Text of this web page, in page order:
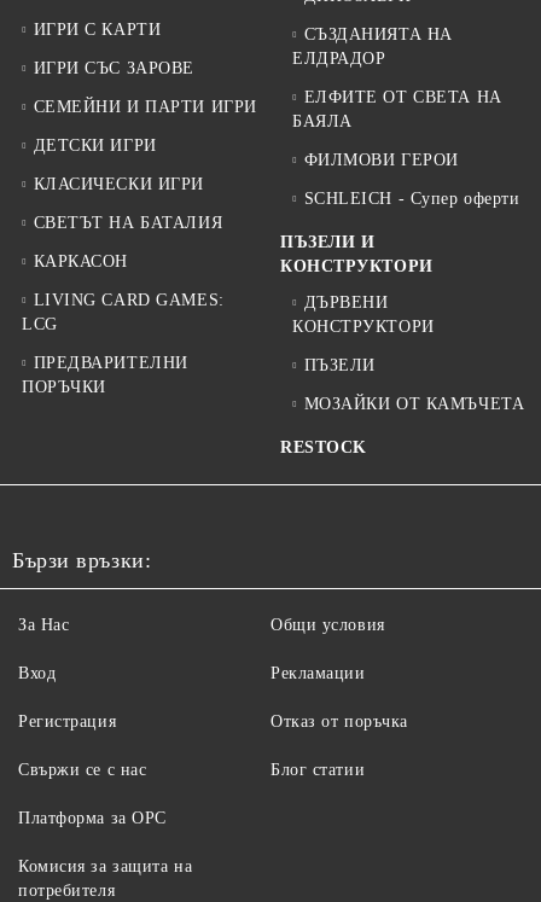
ИГРИ С КАРТИ
ИГРИ СЪС ЗАРОВЕ
СЕМЕЙНИ И ПАРТИ ИГРИ
ДЕТСКИ ИГРИ
КЛАСИЧЕСКИ ИГРИ
СВЕТЪТ НА БАТАЛИЯ
КАРКАСОН
LIVING CARD GAMES:
LCG
ПРЕДВАРИТЕЛНИ
ПОРЪЧКИ
СЪЗДАНИЯТА НА
ЕЛДРАДОР
ЕЛФИТЕ ОТ СВЕТА НА
БАЯЛА
ФИЛМОВИ ГЕРОИ
SCHLEICH - Супер оферти
ПЪЗЕЛИ И
КОНСТРУКТОРИ
ДЪРВЕНИ
КОНСТРУКТОРИ
ПЪЗЕЛИ
МОЗАЙКИ ОТ КАМЪЧЕТА
RESTOCK
Бързи връзки:
За Нас
Вход
Регистрация
Свържи се с нас
Общи условия
Рекламации
Отказ от поръчка
Блог статии
Платформа за ОРС
Комисия за защита на
потребителя